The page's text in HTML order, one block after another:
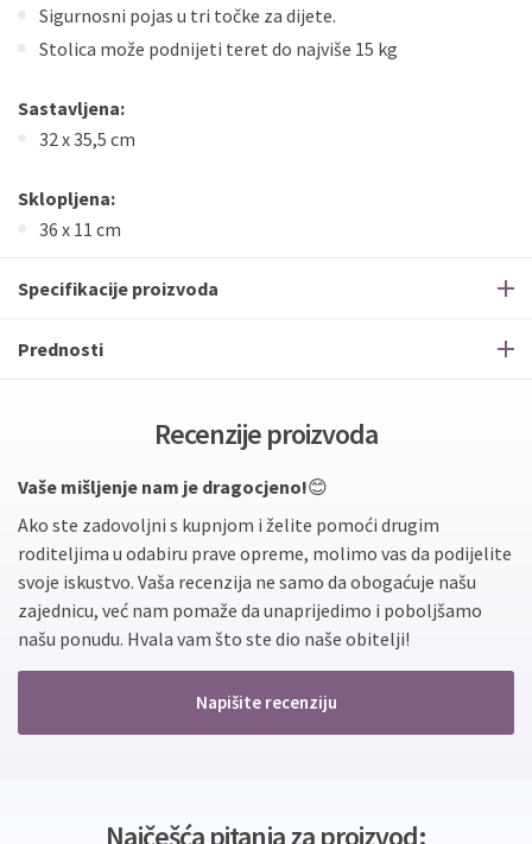
Sigurnosni pojas u tri točke za dijete.
Stolica može podnijeti teret do najviše 15 kg
Sastavljena:
32 x 35,5 cm
Sklopljena:
36 x 11 cm
Specifikacije proizvoda
Prednosti
Recenzije proizvoda
Vaše mišljenje nam je dragocjeno!😊
Ako ste zadovoljni s kupnjom i želite pomoći drugim
roditeljima u odabiru prave opreme, molimo vas da podijelite
svoje iskustvo. Vaša recenzija ne samo da obogaćuje našu
zajednicu, već nam pomaže da unaprijedimo i poboljšamo
našu ponudu. Hvala vam što ste dio naše obitelji!
Napišite recenziju